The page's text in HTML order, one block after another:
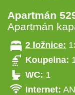
Apartmán
Apartmán
2 ložnice:
Koupelna:
WC: 1
Internet: